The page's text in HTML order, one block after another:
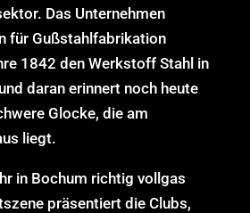
Das Unternehmen
für Gußstahlfabrikation
1842 den Werkstoff Stahl in
daran erinnert noch heute
Glocke, die am
liegt.
in Bochum richtig vollgas
präsentiert die Clubs,